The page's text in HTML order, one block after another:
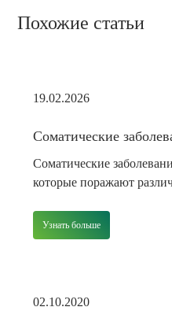
Похожие статьи
19.02.2026
Соматические
Соматические
которые поражают
Узнать больше
02.10.2020